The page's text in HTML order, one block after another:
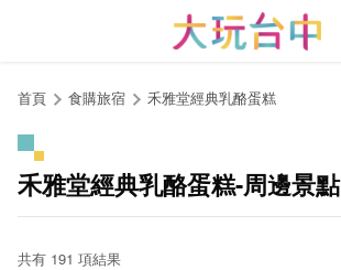
首頁 食購旅宿 禾雅堂經典乳酪蛋糕
禾雅堂經典乳酪蛋糕-周邊景點
共有 191 項結果